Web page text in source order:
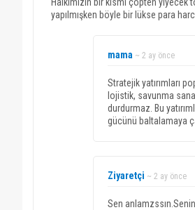
yapılmışken böyle bir lükse para
mama ~ 2 ay önce
Stratejik yatırımları
lojistik, savunma
durdurmaz. Bu
gücünü baltalamaya
Ziyaretçi ~ 2 ay önce
Sen